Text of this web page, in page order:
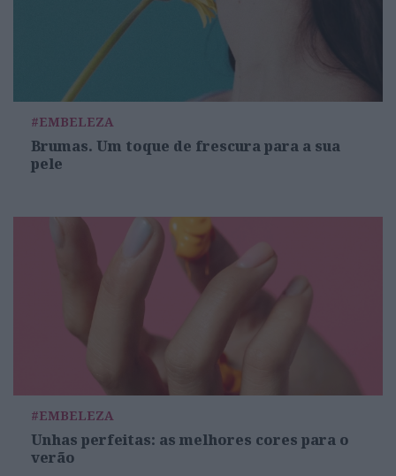
#EMBELEZA
Brumas. Um toque de frescura para a sua
pele
#EMBELEZA
Unhas perfeitas: as melhores cores para o
verão